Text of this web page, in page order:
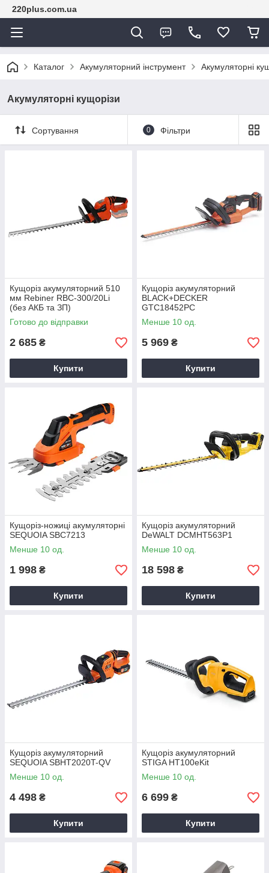
220plus.com.ua
Каталог Акумуляторний інструмент Акумуляторні
Акумуляторні кущорізи
Сортування 0 Фільтри
Кущоріз акумуляторний 510
мм Rebiner RBC-300/20Li
(без АКБ та ЗП)
Готово до відправки
2 685 ₴
Купити
Кущоріз акумуляторний
BLACK+DECKER
GTC18452PC
Менше 10 од.
5 969 ₴
Купити
Кущоріз-ножиці акумуляторні
SEQUOIA SBC7213
Менше 10 од.
1 998 ₴
Купити
Кущоріз акумуляторний
DeWALT DCMHT563P1
Менше 10 од.
18 598 ₴
Купити
Кущоріз акумуляторний
SEQUOIA SBHT2020T-QV
Менше 10 од.
4 498 ₴
Купити
Кущоріз акумуляторний
STIGA HT100eKit
Менше 10 од.
6 699 ₴
Купити